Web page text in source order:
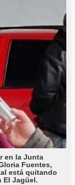
en la Junta
Fuentes,
está quitando
El Jagüel.